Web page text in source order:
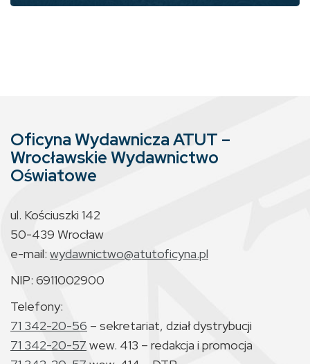
Oficyna Wydawnicza ATUT –
Wrocławskie Wydawnictwo
Oświatowe
ul. Kościuszki 142
50-439 Wrocław
e-mail: wydawnictwo@atutoficyna.pl
NIP: 6911002900
Telefony:
71 342-20-56 – sekretariat, dział dystrybucji
71 342-20-57 wew. 413 – redakcja i promocja